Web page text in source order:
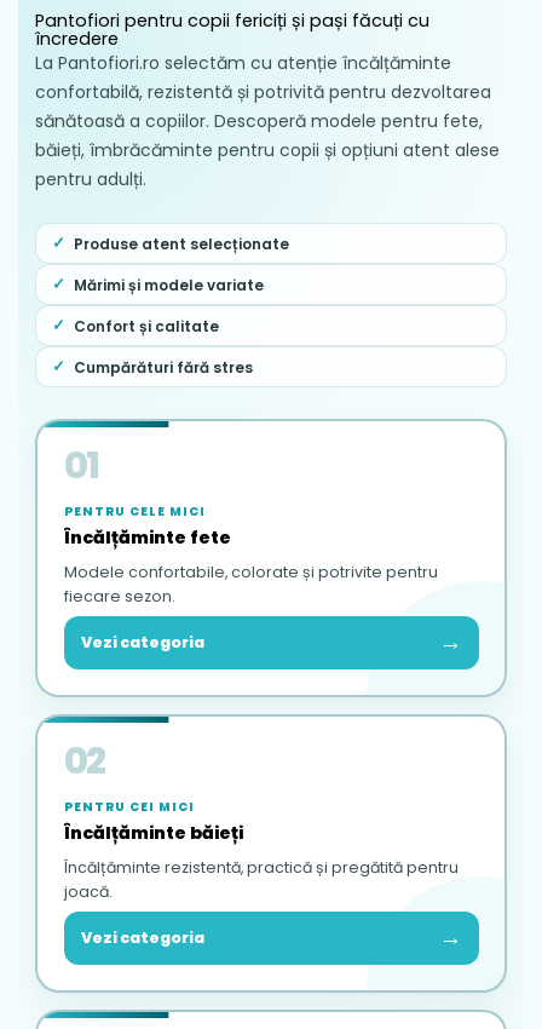
Curățați praful și murdăria de pe suprafața
textilă utilizând o perie moale sau o lavetă
textilă ușor umezită în apă călduță cu puțin
săpun proaspăt sau lichid de curățare
neutru.
sandalelor în mașina de spălat rufe,
deoarece ciclurile automate și imersia
completă în apă pot distruge structura
tricotului și pot slăbi adezivii tălpii.
Uscarea se face în mod natural, exclusiv la
temperatura camerei, într-un mediu bine
aerisit și umbrit, complet ferit de acțiunea
Se recomandă scoaterea periodică a
branțului detașabil pentru a permite o
aerisire optimă și o igienizare completă a
interiorului pantofului.
Pantofiori pentru copii fericiți și pași făcuți cu
încredere
La Pantofiori.ro selectăm cu atenție încălțăminte
confortabilă, rezistentă și potrivită pentru dezvoltarea
sănătoasă a copiilor. Descoperă modele pentru fete,
băieți, îmbrăcăminte pentru copii și opțiuni atent alese
pentru adulți.
Produse atent selecționate
Mărimi și modele variate
Confort și calitate
Cumpărături fără stres
01
PENTRU CELE MICI
Încălțăminte fete
Modele confortabile, colorate și potrivite pentru
fiecare sezon.
Vezi categoria →
02
PENTRU CEI MICI
Încălțăminte băieți
Încălțăminte rezistentă, practică și pregătită pentru
joacă.
Vezi categoria →